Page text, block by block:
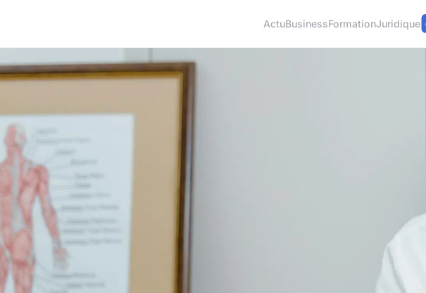
ActuBusinessFormationJuridique